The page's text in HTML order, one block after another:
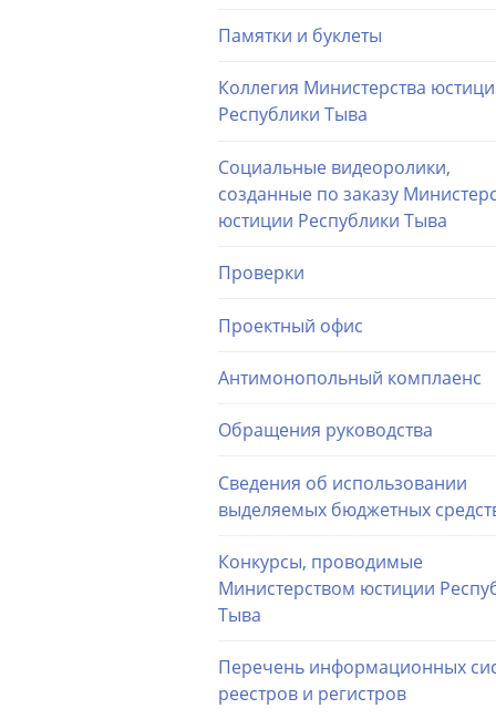
Памятки и буклеты
Коллегия Министерства
Республики Тыва
Социальные видеоролики,
созданные по заказу
юстиции Республики Тыва
Проверки
Проектный офис
Антимонопольный комплаенс
Обращения руководства
Сведения об использовании
выделяемых бюджетных
Конкурсы, проводимые
Министерством юстиции
Тыва
Перечень информационных
реестров и регистров